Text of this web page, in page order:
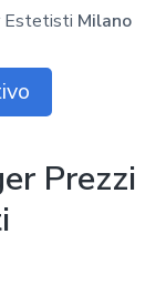
Estetisti Milano
Prezzi